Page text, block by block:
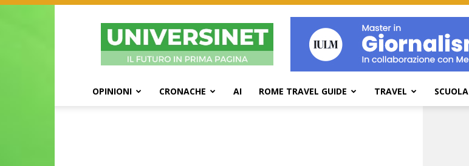
UniversiNet
Magazine
OPINIONI CRONACHE AI ROME TRAVEL GUIDE TRAVEL SCUOLA